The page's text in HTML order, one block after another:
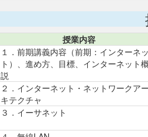
授業内容
１．前期講義内容（前期：インターネ
ト）、進め方、目標、インターネット
説
２．インターネット・ネットワークア
キテクチャ
３．イーサネット